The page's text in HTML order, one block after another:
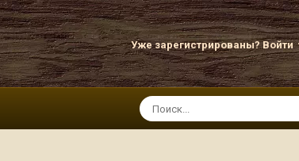
Уже зарегистрированы? Войти